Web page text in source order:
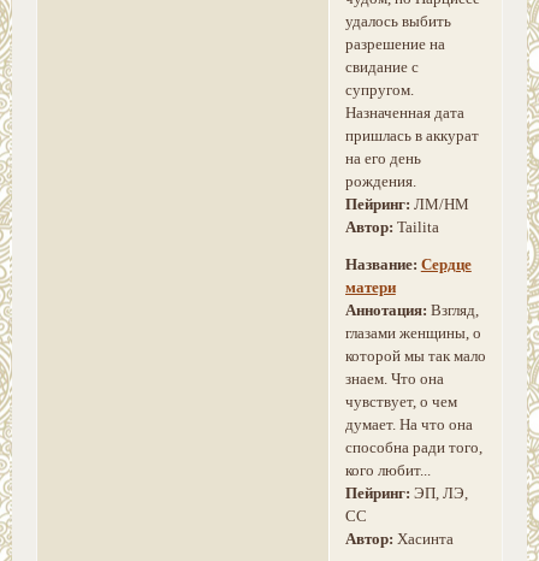
удалось выбить
разрешение на
свидание с
супругом.
Назначенная дата
пришлась в аккурат
на его день
рождения.
Пейринг: ЛМ/НМ
Автор: Tailita
Название: Сердце
матери
Аннотация: Взгляд,
глазами женщины, о
которой мы так мало
знаем. Что она
чувствует, о чем
думает. На что она
способна ради того,
кого любит...
Пейринг: ЭП, ЛЭ,
СС
Автор: Хасинта